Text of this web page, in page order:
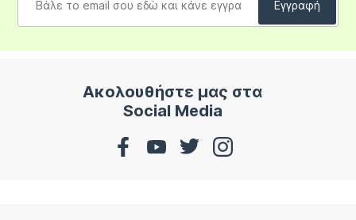
Ακολουθήστε μας στα
Social Media